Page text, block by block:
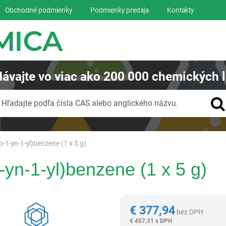
1-yn-1-yl)benzene (1 x 5 g)
1-yl)benzene (1 x 5 g)
€377,94 bez DPH
€ 457,31 s DPH
Obchodné podmienky Podmienky predaja Kontakty
vo viac ako200 000 chemických
Hľadajte podľa čísla CAS alebo anglického názvu.